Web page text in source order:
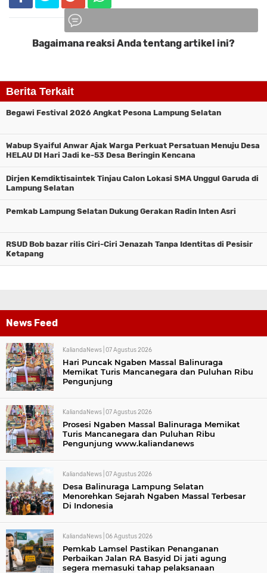
Komentar
Bagaimana reaksi Anda tentang artikel ini?
Berita Terkait
Begawi Festival 2026 Angkat Pesona Lampung Selatan
Wabup Syaiful Anwar Ajak Warga Perkuat Persatuan Menuju Desa
HELAU DI Hari Jadi ke-53 Desa Beringin Kencana
Dirjen Kemdiktisaintek Tinjau Calon Lokasi SMA Unggul Garuda di
Lampung Selatan
Pemkab Lampung Selatan Dukung Gerakan Radin Inten Asri
RSUD Bob bazar rilis Ciri-Ciri Jenazah Tanpa Identitas di Pesisir
Ketapang
News Feed
KaliandaNews | 07 Agustus 2026
Hari Puncak Ngaben Massal Balinuraga
Memikat Turis Mancanegara dan Puluhan Ribu
Pengunjung
KaliandaNews | 07 Agustus 2026
Prosesi Ngaben Massal Balinuraga Memikat
Turis Mancanegara dan Puluhan Ribu
Pengunjung www.kaliandanews
KaliandaNews | 07 Agustus 2026
Desa Balinuraga Lampung Selatan
Menorehkan Sejarah Ngaben Massal Terbesar
Di Indonesia
KaliandaNews | 06 Agustus 2026
Pemkab Lamsel Pastikan Penanganan
Perbaikan Jalan RA Basyid Di jati agung
segera memasuki tahap pelaksanaan